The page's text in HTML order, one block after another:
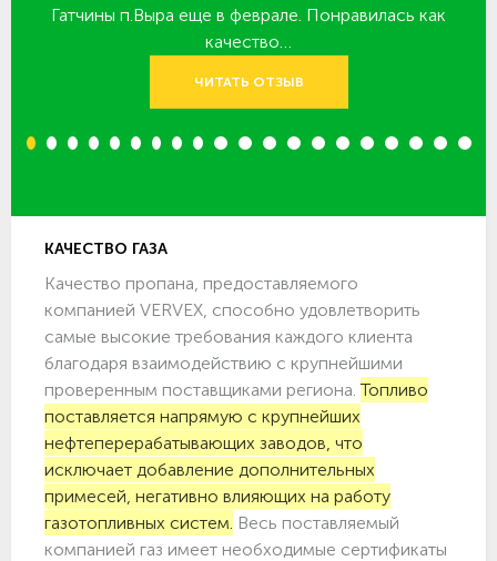
Гатчины п.Выра еще в феврале. Понравилась как
качество…
ЧИТАТЬ ОТЗЫВ
1 2 3 4 5 6 7 8 9 10 11 12 13 14 15 16 17 18 19 20
КАЧЕСТВО ГАЗА
Качество пропана, предоставляемого
компанией VERVEX, способно удовлетворить
самые высокие требования каждого клиента
благодаря взаимодействию с крупнейшими
проверенным поставщиками региона.Топливо
поставляется напрямую с крупнейших
нефтеперерабатывающих заводов, что
исключает добавление дополнительных
примесей, негативно влияющих на работу
газотопливных систем. Весь поставляемый
компанией газ имеет необходимые сертификаты